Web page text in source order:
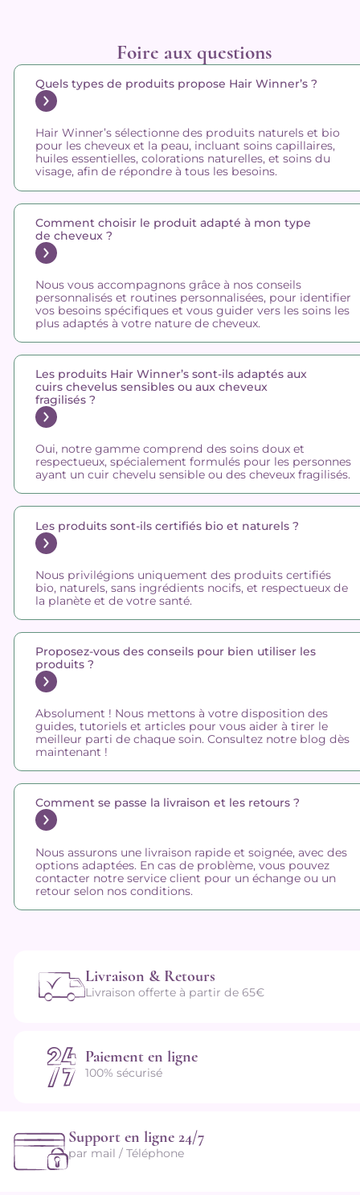
Foire aux questions
Quels types de produits propose Hair Winner’s ?
Hair Winner’s sélectionne des produits naturels et bio
pour les cheveux et la peau, incluant soins capillaires,
huiles essentielles, colorations naturelles, et soins du
visage, afin de répondre à tous les besoins.
Comment choisir le produit adapté à mon type
de cheveux ?
Nous vous accompagnons grâce à nos conseils
personnalisés et routines personnalisées, pour identifier
vos besoins spécifiques et vous guider vers les soins les
plus adaptés à votre nature de cheveux.
Les produits Hair Winner’s sont-ils adaptés aux
cuirs chevelus sensibles ou aux cheveux
fragilisés ?
Oui, notre gamme comprend des soins doux et
respectueux, spécialement formulés pour les personnes
ayant un cuir chevelu sensible ou des cheveux fragilisés.
Les produits sont-ils certifiés bio et naturels ?
Nous privilégions uniquement des produits certifiés
bio, naturels, sans ingrédients nocifs, et respectueux de
la planète et de votre santé.
Proposez-vous des conseils pour bien utiliser les
produits ?
Absolument ! Nous mettons à votre disposition des
guides, tutoriels et articles pour vous aider à tirer le
meilleur parti de chaque soin. Consultez notre blog dès
maintenant !
Comment se passe la livraison et les retours ?
Nous assurons une livraison rapide et soignée, avec des
options adaptées. En cas de problème, vous pouvez
contacter notre service client pour un échange ou un
retour selon nos conditions.
Livraison & Retours
Livraison offerte à partir de 65€
Paiement en ligne
100% sécurisé
Support en ligne 24/7
par mail / Téléphone